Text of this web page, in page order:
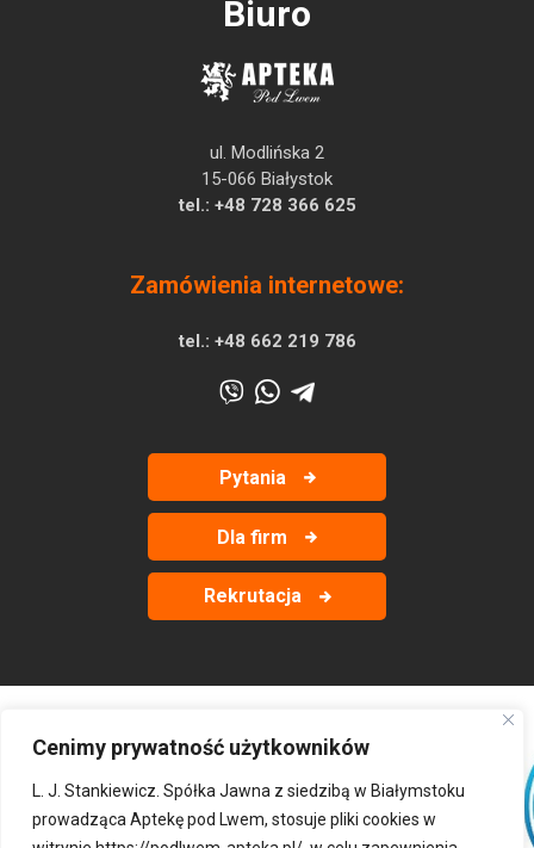
Cenimy prywatność użytkowników
L. J. Stankiewicz. Spółka Jawna z siedzibą w Białymstoku
prowadząca Aptekę pod Lwem, stosuje pliki cookies w
Biuro
ul. Modlińska 2
15-066 Białystok
tel.: +48 728 366 625
Zamówienia internetowe:
tel.: +48 662 219 786
Pytania
Dla firm
Rekrutacja
‹